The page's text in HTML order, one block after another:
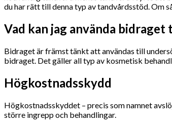
du har rätt till denna typ av tandvårdsstöd. Om
Vad kan jag använda bidraget
Bidraget är främst tänkt att användas till
bidraget. Det gäller all typ av kosmetisk
Högkostnadsskydd
Högkostnadsskyddet – precis som namnet
större ingrepp och behandlingar.